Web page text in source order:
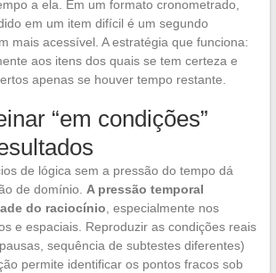
a ela. Em um formato cronometrado,
em um item difícil é um segundo
mais acessível. A estratégia que funciona:
aos itens dos quais se tem certeza e
apenas se houver tempo restante.
“em condições”
de lógica sem a pressão do tempo dá
de domínio. A pressão temporal
do raciocínio , especialmente nos
e espaciais. Reproduzir as condições reais
sequência de subtestes diferentes)
permite identificar os pontos fracos sob